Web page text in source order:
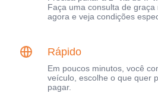
Faça uma consulta de
agora e veja condições
Rápido
Em poucos minutos, você
veículo, escolhe o que quer
pagar.